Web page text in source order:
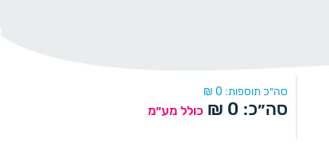
סה״כ תוספות: 0
₪
סה״כ: 0
₪ כולל מע״מ